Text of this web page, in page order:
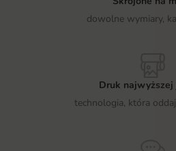
dowolne wymiary,
Druk najwyższej
technologia, która